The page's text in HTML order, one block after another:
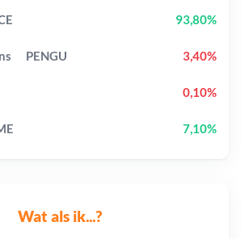
Wat als ik...?
93,80%
PENGU 3,40%
0,10%
7,10%